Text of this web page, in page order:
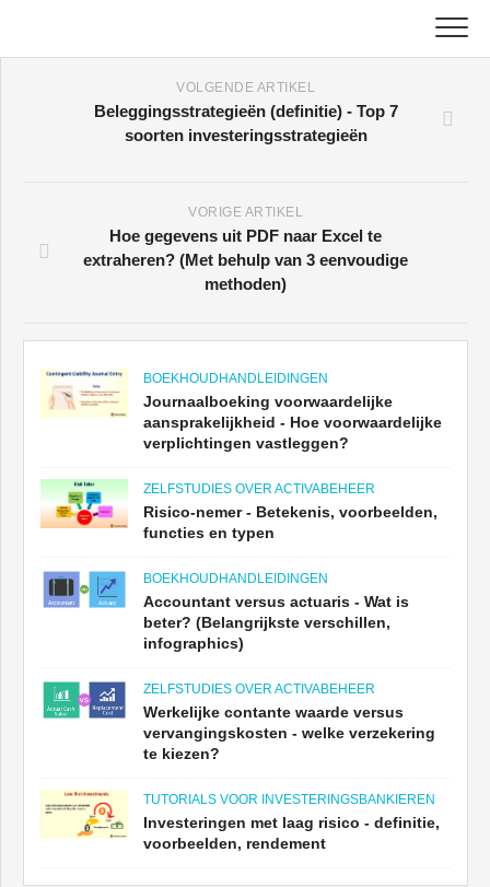
content
Boekhoudhandleidingen
Excel, VBA en Power BI
Tutorials voor investeringsbankieren
Carrièrehandleidingen in de financiële sector
Bronnen voor financiële certificering
Tutorials voor financiële modellering
Tutorials voor risicobeheer
VOLGENDE ARTIKEL
Beleggingsstrategieën (definitie) - Top 7
soorten investeringsstrategieën
VORIGE ARTIKEL
Hoe gegevens uit PDF naar Excel te
extraheren? (Met behulp van 3 eenvoudige
methoden)
BOEKHOUDHANDLEIDINGEN
Journaalboeking voorwaardelijke
aansprakelijkheid - Hoe voorwaardelijke
verplichtingen vastleggen?
ZELFSTUDIES OVER ACTIVABEHEER
Risico-nemer - Betekenis, voorbeelden,
functies en typen
BOEKHOUDHANDLEIDINGEN
Accountant versus actuaris - Wat is
beter? (Belangrijkste verschillen,
infographics)
ZELFSTUDIES OVER ACTIVABEHEER
Werkelijke contante waarde versus
vervangingskosten - welke verzekering
te kiezen?
TUTORIALS VOOR INVESTERINGSBANKIEREN
Investeringen met laag risico - definitie,
voorbeelden, rendement